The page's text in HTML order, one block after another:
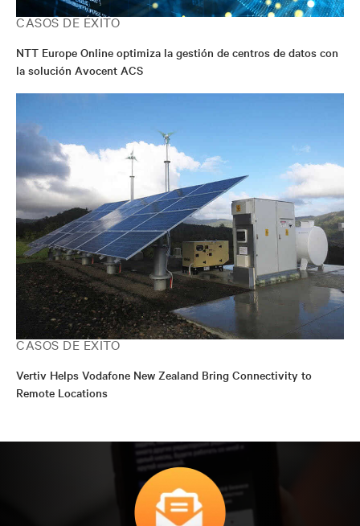
CASOS DE ÉXITO
NTT Europe Online optimiza la gestión de centros de datos con
la solución Avocent ACS
CASOS DE ÉXITO
Vertiv Helps Vodafone New Zealand Bring Connectivity to
Remote Locations